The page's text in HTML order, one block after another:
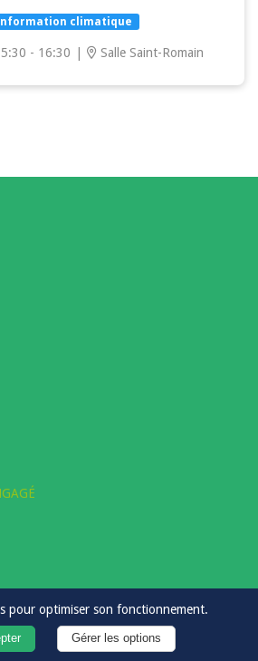
climatique
- 16:30 Salle Saint-Romain
Métropole - Tous droits réservés
pour optimiser son fonctionnement.
Gérer les options